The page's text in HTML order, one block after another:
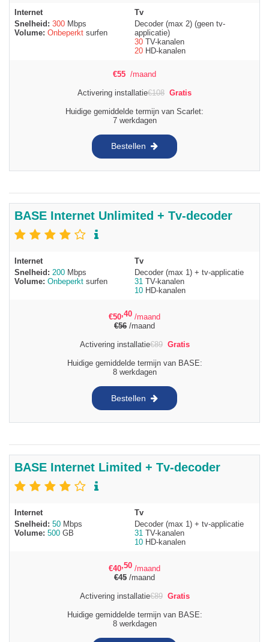
Internet
Snelheid: 300 Mbps
Volume: Onbeperkt surfen
Tv
Decoder (max 2) (geen tv-
applicatie)
30 TV-kanalen
20 HD-kanalen
€55 /maand
Activering installatie€108 Gratis
Huidige gemiddelde termijn van Scarlet:
7 werkdagen
Bestellen
BASE Internet Unlimited + Tv-decoder
Internet
Snelheid: 200 Mbps
Volume: Onbeperkt surfen
Tv
Decoder (max 1) + tv-applicatie
31 TV-kanalen
10 HD-kanalen
€50,40 /maand
€56 /maand
Activering installatie€89 Gratis
Huidige gemiddelde termijn van BASE:
8 werkdagen
Bestellen
BASE Internet Limited + Tv-decoder
Internet
Snelheid: 50 Mbps
Volume: 500 GB
Tv
Decoder (max 1) + tv-applicatie
31 TV-kanalen
10 HD-kanalen
€40,50 /maand
€45 /maand
Activering installatie€89 Gratis
Huidige gemiddelde termijn van BASE:
8 werkdagen